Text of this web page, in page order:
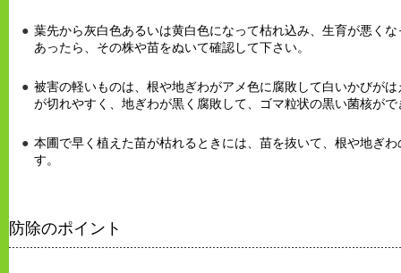
葉先から灰白色あるいは黄白色になって枯れ込み、生育が悪く
あったら、その株や苗をぬいて確認して下さい。
被害の軽いものは、根や地ぎわがアメ色に腐敗して白いかびが
が切れやすく、地ぎわが黒く腐敗して、ゴマ粒状の黒い菌核が
本圃で早く植えた苗が枯れるときには、苗を抜いて、根や地ぎ
す。
防除のポイント